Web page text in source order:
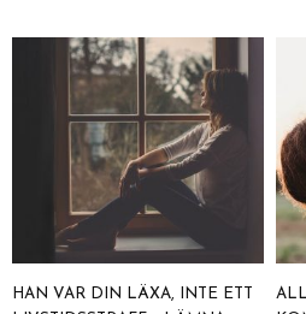
HAN VAR DIN LÄXA, INTE ETT